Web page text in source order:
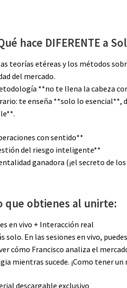
hace DIFERENTE a
teorías etéreas y los métodos
del mercado.
**no te llena la cabeza
te enseña **solo lo esencial**,
con sentido**
del riesgo inteligente**
ganadora (¡el secreto de
que obtienes al unirte:
en vivo + Interacción real
solo. En las sesiones en vivo,
cómo Francisco analiza el
mientras sucede. ¡Como tener
descargable exclusivo